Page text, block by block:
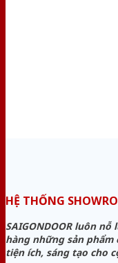
HỆ THỐNG
SAIGONDOOR luôn
hàng những sản phẩm
tiện ích, sáng tạo cho